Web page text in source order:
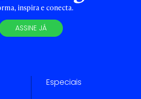
inspira e conecta.
ASSINE JÁ
Especiais